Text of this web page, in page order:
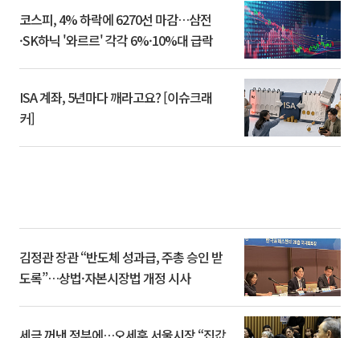
코스피, 4% 하락에 6270선 마감…삼전
·SK하닉 '와르르' 각각 6%·10%대 급락
ISA 계좌, 5년마다 깨라고요? [이슈크래
커]
김정관 장관 “반도체 성과급, 주총 승인 받
도록”…상법·자본시장법 개정 시사